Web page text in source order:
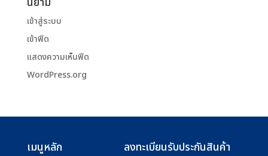
เข้าสู่ระบบ
เข้าฟีด
แสดงความเห็นฟีด
WordPress.org
เมนูหลัก ลงทะเบียนรับประกันสินค้า